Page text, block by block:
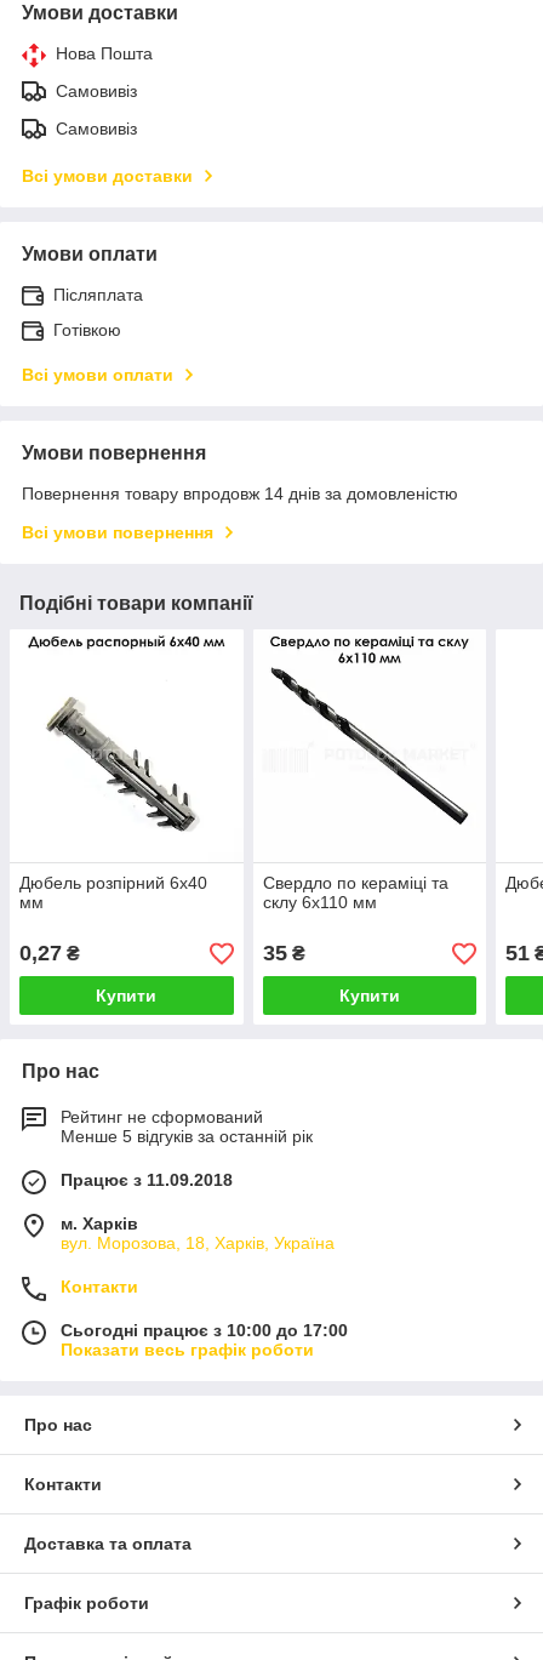
Умови доставки
Нова Пошта
Самовивіз
Самовивіз
Всі умови доставки
Умови оплати
Післяплата
Готівкою
Всі умови оплати
Умови повернення
Повернення товару впродовж 14 днів за домовленістю
Всі умови повернення
Подібні товари компанії
Дюбель розпірний 6х40
мм
0,27 ₴
Купити
Свердло по кераміці та
склу 6х110 мм
35₴
Купити
51
Про нас
Рейтинг не сформований
Менше 5 відгуків за останній рік
Працює з 11.09.2018
м. Харків
вул. Морозова, 18, Харків, Україна
Контакти
Сьогодні працює з 10:00 до 17:00
Показати весь графік роботи
Про нас
Контакти
Доставка та оплата
Графік роботи